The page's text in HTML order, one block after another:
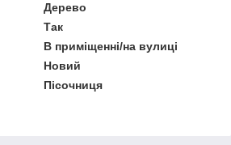
Дерево
Так
В приміщенні/на вулиці
Новий
Пісочниця